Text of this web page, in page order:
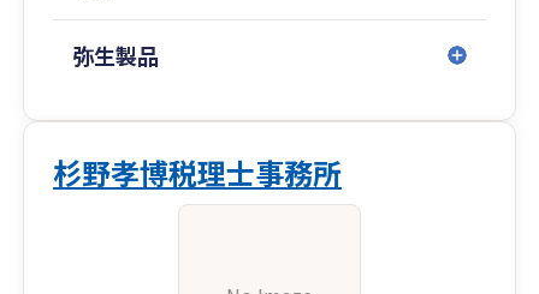
弥生製品
杉野孝博税理士事務所